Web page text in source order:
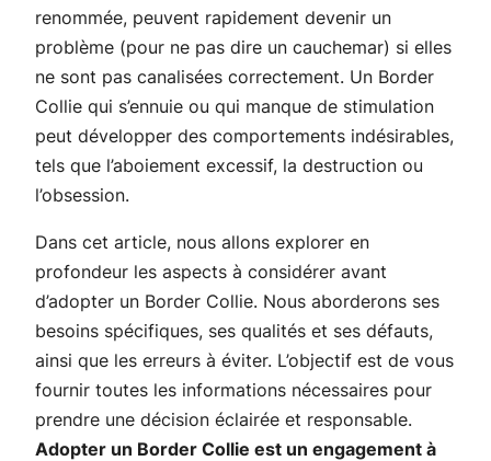
renommée, peuvent rapidement devenir un
problème (pour ne pas dire un cauchemar) si elles
ne sont pas canalisées correctement. Un Border
Collie qui s’ennuie ou qui manque de stimulation
peut développer des comportements indésirables,
tels que l’aboiement excessif, la destruction ou
l’obsession.
Dans cet article, nous allons explorer en
profondeur les aspects à considérer avant
d’adopter un Border Collie. Nous aborderons ses
besoins spécifiques, ses qualités et ses défauts,
ainsi que les erreurs à éviter. L’objectif est de vous
fournir toutes les informations nécessaires pour
prendre une décision éclairée et responsable.
Adopter un Border Collie est un engagement à